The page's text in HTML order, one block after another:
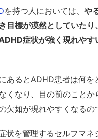
を持つ人においては、 や
目標が漠然としていた
症状が強く現れやす
あるとADHD患者は何を
くなり、目の前のことか
欠如が現れやすくなるの
状を管理するセルフマネ